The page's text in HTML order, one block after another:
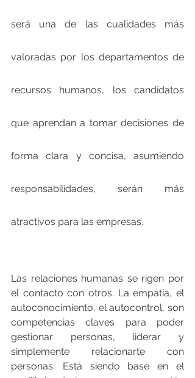
será una de las cualidades más
valoradas por los departamentos de
recursos humanos, los candidatos
que aprendan a tomar decisiones de
forma clara y concisa, asumiendo
responsabilidades, serán más
atractivos para las empresas.
Las relaciones humanas se rigen por
el contacto con otros. La empatía, el
autoconocimiento, el autocontrol, son
competencias claves para poder
gestionar personas, liderar y
simplemente relacionarte con
personas. Está siendo base en el